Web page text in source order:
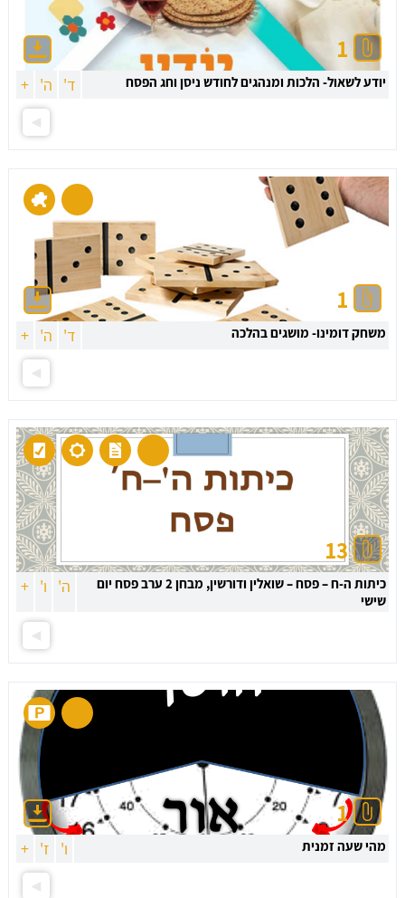
1
יודע לשאול- הלכות ומנהגים לחודש ניסן וחג הפסח ד' ה' +
1
משחק דומינו- מושגים בהלכה ד' ה' +
13
כיתות ה-ח – פסח – שואלין ודורשין, מבחן 2 ערב פסח יום
שישי
ה' ו' +
1
מהי שעה זמנית ו' ז' +